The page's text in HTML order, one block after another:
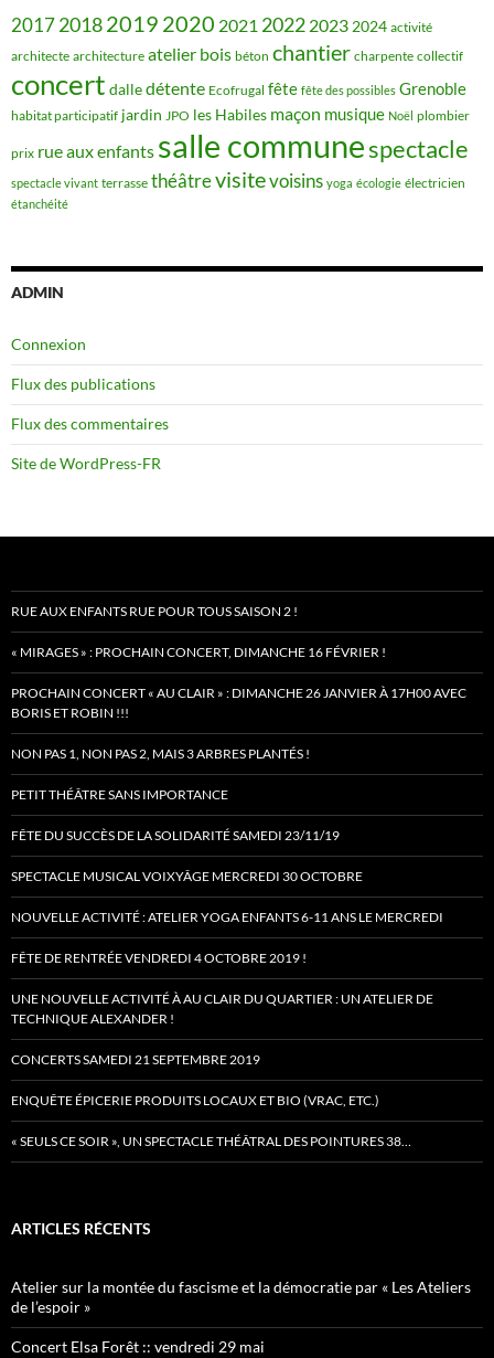
201720182019 2020 2021 2022 2023 2024 activité
architecte architecture atelier bois béton chantier charpente collectif
concert dalledétente Ecofrugal fête fête des possibles Grenoble
habitat participatif jardin JPO les Habiles maçon musique Noël plombier
prix rue aux enfants salle communespectacle
spectacle vivant terrasse théâtrevisitevoisins yoga écologie électricien
étanchéité
ADMIN
Connexion
Flux des publications
Flux des commentaires
Site de WordPress-FR
RUE AUX ENFANTS RUE POUR TOUS SAISON 2 !
« MIRAGES » : PROCHAIN CONCERT, DIMANCHE 16 FÉVRIER !
PROCHAIN CONCERT « AU CLAIR » : DIMANCHE 26 JANVIER À 17H00 AVEC
BORIS ET ROBIN !!!
NON PAS 1, NON PAS 2, MAIS 3 ARBRES PLANTÉS !
PETIT THÉÂTRE SANS IMPORTANCE
FÊTE DU SUCCÈS DE LA SOLIDARITÉ SAMEDI 23/11/19
SPECTACLE MUSICAL VOIXYÂGE MERCREDI 30 OCTOBRE
NOUVELLE ACTIVITÉ : ATELIER YOGA ENFANTS 6-11 ANS LE MERCREDI
FÊTE DE RENTRÉE VENDREDI 4 OCTOBRE 2019 !
UNE NOUVELLE ACTIVITÉ À AU CLAIR DU QUARTIER : UN ATELIER DE
TECHNIQUE ALEXANDER !
CONCERTS SAMEDI 21 SEPTEMBRE 2019
ENQUÊTE ÉPICERIE PRODUITS LOCAUX ET BIO (VRAC, ETC.)
« SEULS CE SOIR », UN SPECTACLE THÉÂTRAL DES POINTURES 38…
ARTICLES RÉCENTS
Atelier sur la montée du fascisme et la démocratie par « Les Ateliers
de l’espoir »
Concert Elsa Forêt :: vendredi 29 mai